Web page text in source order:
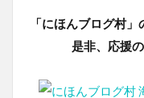
「にほんブログ村
是非、応援